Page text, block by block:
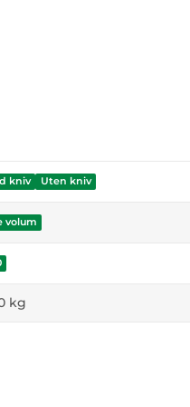
kniv Uten kniv
volum
kg